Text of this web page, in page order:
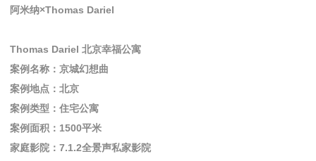
阿米纳×Thomas Dariel
Thomas Dariel 北京幸福公寓
案例名称：京城幻想曲
案例地点：北京
案例类型：住宅公寓
案例面积：1500平米
家庭影院：7.1.2全景声私家影院